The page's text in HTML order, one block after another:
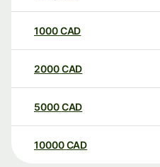
1000CAD
2000CAD
5000CAD
10000 CAD